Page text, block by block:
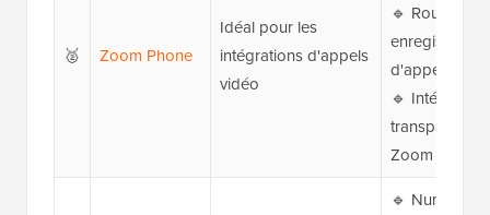
🥈 Zoom Phone
Idéal pour les
intégrations d'appels
vidéo
🔹 Routage et
d'appels
🔹 Intégration
transparente
Zoom
🔹 Numéro